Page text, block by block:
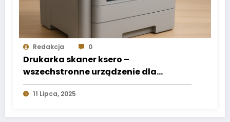
Redakcja 0
Drukarka skaner ksero –
wszechstronne urządzenie dla
nowoczesnych i oszczędnych biur
11 Lipca, 2025